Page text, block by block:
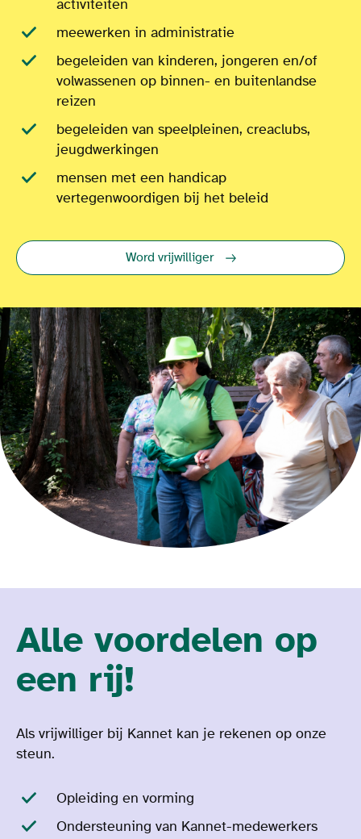
activiteiten
meewerken in administratie
begeleiden van kinderen, jongeren en/of
volwassenen op binnen- en buitenlandse
reizen
begeleiden van speelpleinen, creaclubs,
jeugdwerkingen
mensen met een handicap
vertegenwoordigen bij het beleid
Word vrijwilliger
Alle voordelen op
een rij!
Als vrijwilliger bij Kannet kan je rekenen op onze
steun.
Opleiding en vorming
Ondersteuning van Kannet-medewerkers